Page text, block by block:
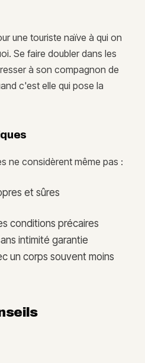
une touriste naïve à qui on
Se faire doubler dans les
à son compagnon de
c'est elle qui pose la
ne considèrent même pas :
et sûres
conditions précaires
intimité garantie
un corps souvent moins